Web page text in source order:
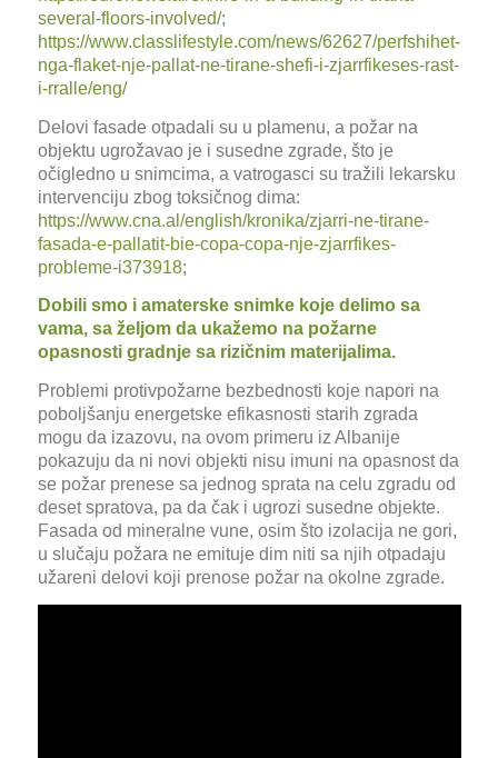
several-floors-involved/;
https://www.classlifestyle.com/news/62627/perfshihet-
nga-flaket-nje-pallat-ne-tirane-shefi-i-zjarrfikeses-rast-
i-rralle/eng/
Delovi fasade otpadali su u plamenu, a požar na
objektu ugrožavao je i susedne zgrade, što je
očigledno u snimcima, a vatrogasci su tražili lekarsku
intervenciju zbog toksičnog dima:
https://www.cna.al/english/kronika/zjarri-ne-tirane-
fasada-e-pallatit-bie-copa-copa-nje-zjarrfikes-
probleme-i373918;
Dobili smo i amaterske snimke koje delimo sa
vama, sa željom da ukažemo na požarne
opasnosti gradnje sa rizičnim materijalima.
Problemi protivpožarne bezbednosti koje napori na
poboljšanju energetske efikasnosti starih zgrada
mogu da izazovu, na ovom primeru iz Albanije
pokazuju da ni novi objekti nisu imuni na opasnost da
se požar prenese sa jednog sprata na celu zgradu od
deset spratova, pa da čak i ugrozi susedne objekte.
Fasada od mineralne vune, osim što izolacija ne gori,
u slučaju požara ne emituje dim niti sa njih otpadaju
užareni delovi koji prenose požar na okolne zgrade.